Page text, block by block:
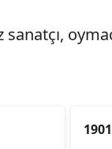
sanatçı,
1901